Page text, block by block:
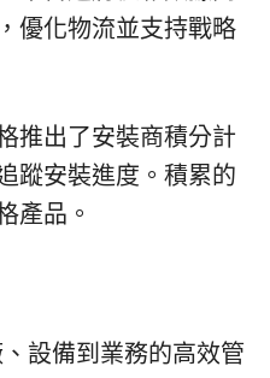
優化物流並支持戰略
推出了安裝商積分計
蹤安裝進度。積累的
產品。
設備到業務的高效管